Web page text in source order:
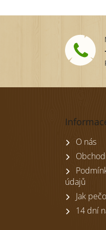
O nás
údajů
Jak
14 dní